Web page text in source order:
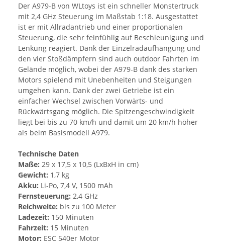
Der A979-B von WLtoys ist ein schneller Monstertruck
mit 2,4 GHz Steuerung im Maßstab 1:18. Ausgestattet
ist er mit Allradantrieb und einer proportionalen
Steuerung, die sehr feinfühlig auf Beschleunigung und
Lenkung reagiert. Dank der Einzelradaufhängung und
den vier Stoßdämpfern sind auch outdoor Fahrten im
Gelände möglich, wobei der A979-B dank des starken
Motors spielend mit Unebenheiten und Steigungen
umgehen kann. Dank der zwei Getriebe ist ein
einfacher Wechsel zwischen Vorwärts- und
Rückwärtsgang möglich. Die Spitzengeschwindigkeit
liegt bei bis zu 70 km/h und damit um 20 km/h höher
als beim Basismodell A979.
Technische Daten
Maße: 29 x 17,5 x 10,5 (LxBxH in cm)
Gewicht: 1,7 kg
Akku: Li-Po, 7,4 V, 1500 mAh
Fernsteuerung: 2,4 GHz
Reichweite: bis zu 100 Meter
Ladezeit: 150 Minuten
Fahrzeit: 15 Minuten
Motor: ESC 540er Motor